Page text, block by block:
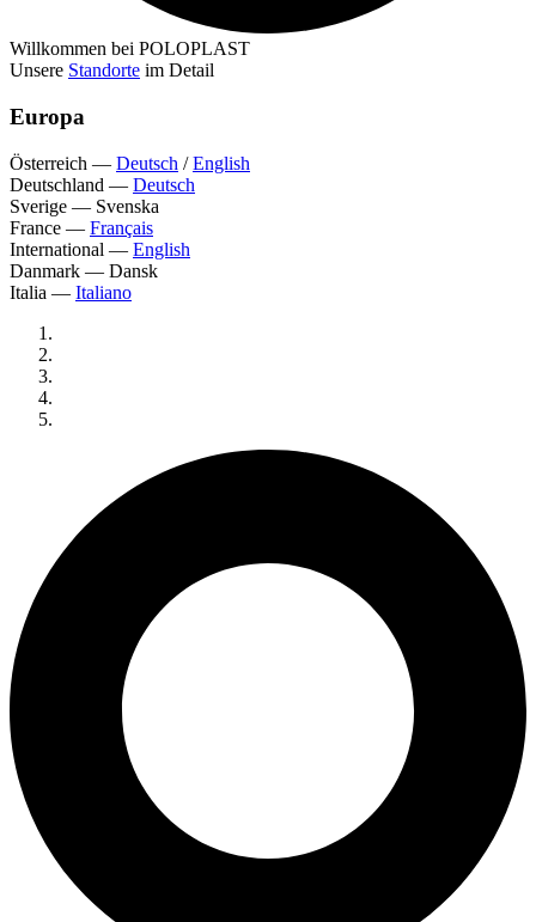
Willkommen bei POLOPLAST
Unsere Standorte im Detail
Europa
Österreich — Deutsch /English
Deutschland — Deutsch
Sverige — Svenska
France — Français
International — English
Danmark — Dansk
Italia — Italiano